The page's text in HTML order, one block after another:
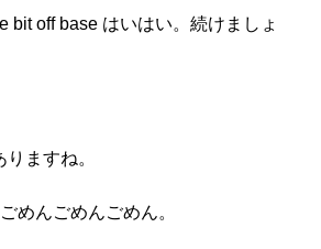
bit off base はいはい。続けましょ
ますね。
めんごめんごめん。